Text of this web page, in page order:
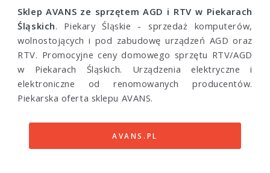
Sklep AVANS ze sprzętem AGD i RTV w Piekarach
Śląskich. Piekary Śląskie - sprzedaż komputerów,
wolnostojących i pod zabudowę urządzeń AGD oraz
RTV. Promocyjne ceny domowego sprzętu RTV/AGD
w Piekarach Śląskich. Urządzenia elektryczne i
elektroniczne od renomowanych producentów.
Piekarska oferta sklepu AVANS.
AVANS.PL